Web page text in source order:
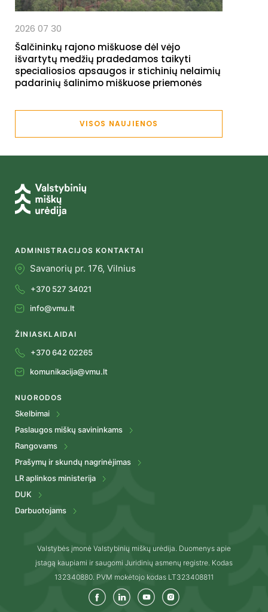
2026 07 30
Šalčininkų rajono miškuose dėl vėjo
išvartytų medžių pradedamos taikyti
specialiosios apsaugos ir stichinių nelaimių
padarinių šalinimo miškuose priemonės
VISOS NAUJIENOS
ADMINISTRACIJOS KONTAKTAI
Savanorių pr. 176, Vilnius
+370 527 34021
info@vmu.lt
ŽINIASKLAIDAI
+370 642 02265
komunikacija@vmu.lt
NUORODOS
Skelbimai
Paslaugos miškų savininkams
Rangovams
Prašymų ir skundų nagrinėjimas
LR aplinkos ministerija
DUK
Darbuotojams
Valstybės įmonė Valstybinių miškų urėdija. Duomenys apie
įstagą kaupiami ir saugomi Juridinių asmenų registre. Kodas
132340880. PVM mokėtojo kodas LT323408811